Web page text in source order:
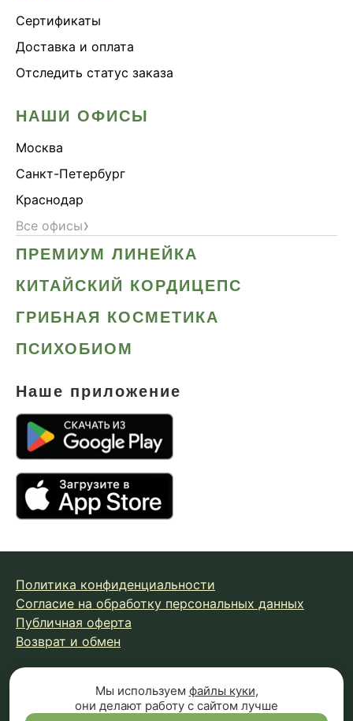
Сертификаты
Доставка и оплата
Отследить статус заказа
НАШИ ОФИСЫ
Москва
Санкт-Петербург
Краснодар
Все офисы›
ПРЕМИУМ ЛИНЕЙКА
КИТАЙСКИЙ КОРДИЦЕПС
ГРИБНАЯ КОСМЕТИКА
ПСИХОБИОМ
Наше приложение
Политика конфиденциальности
Согласие на обработку персональных данных
Публичная оферта
Возврат и обмен
© 2026 Fungiline — зарегистрированная торговая марка.
Копирование материалов с сайта запрещено.
Мы используем файлы куки,
они делают работу с сайтом лучше